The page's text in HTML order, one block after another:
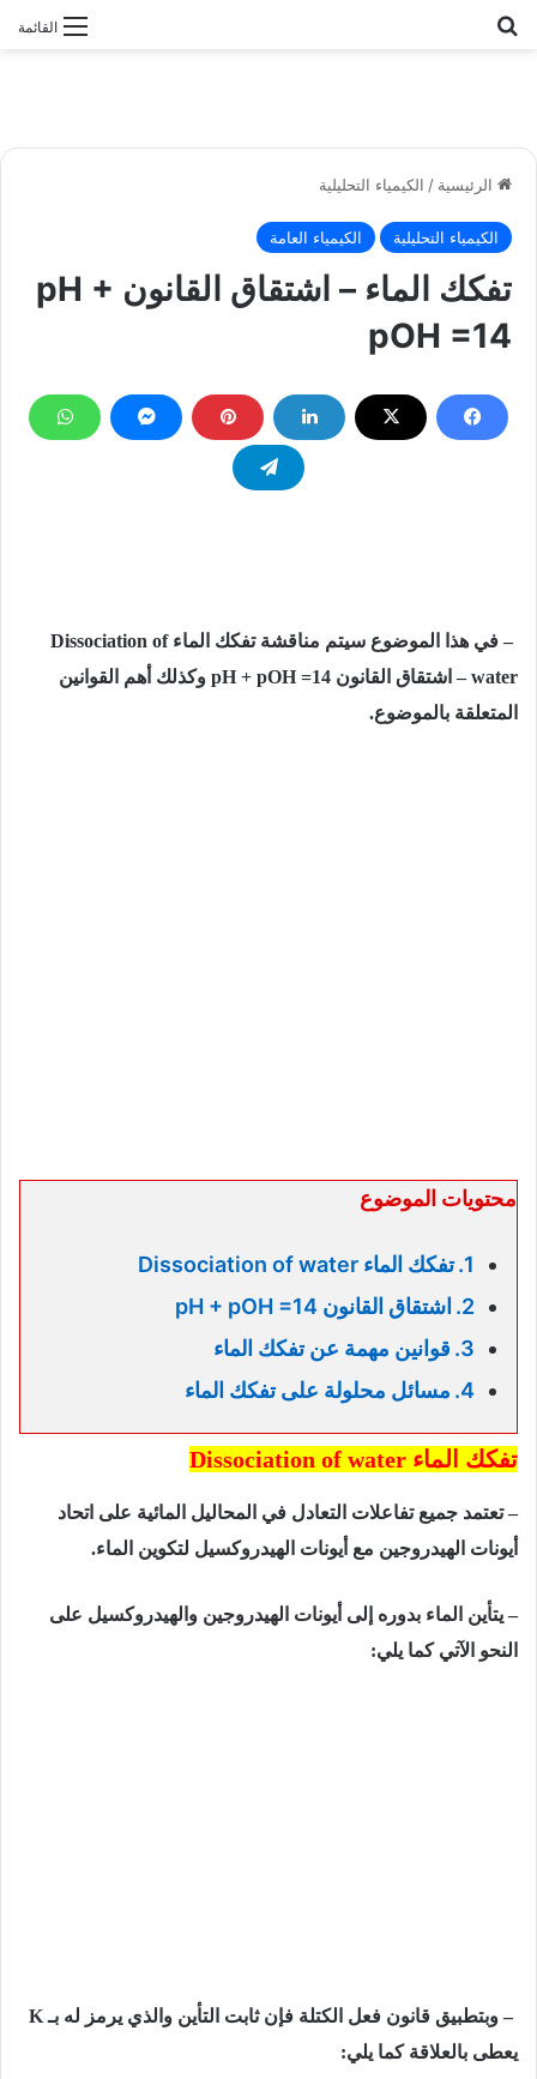
القائمة
الرئيسية / الكيمياء التحليلية
الكيمياء التحليلية الكيمياء العامة
تفكك الماء – اشتقاق القانون pH +
pOH =14
– في هذا الموضوع سيتم مناقشة تفكك الماء Dissociation of
water – اشتقاق القانون pH + pOH =14 وكذلك أهم القوانين
المتعلقة بالموضوع.
محتويات الموضوع
تفكك الماء Dissociation of water
اشتقاق القانون pH + pOH =14
قوانين مهمة عن تفكك الماء
مسائل محلولة على تفكك الماء
تفكك الماء Dissociation of water
– تعتمد جميع تفاعلات التعادل في المحاليل المائية على اتحاد
أيونات الهيدروجين مع أيونات الهيدروكسيل لتكوين الماء.
– يتأين الماء بدوره إلى أيونات الهيدروجين والهيدروكسيل على
النحو الآتي كما يلي:
–وبتطبيق قانون فعل الكتلة فإن ثابت التأين والذي يرمز له بـK
يعطى بالعلاقة كما يلي: